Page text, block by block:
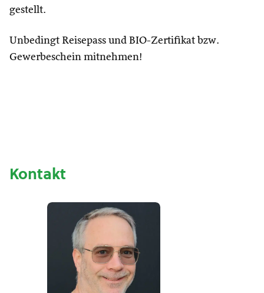
gestellt.
Unbedingt Reisepass und BIO-Zertifikat bzw.
Gewerbeschein mitnehmen!
Kontakt